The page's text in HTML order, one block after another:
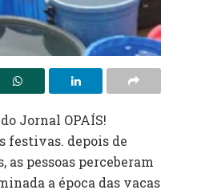
Jornal OPAÍS!
festivas. depois de
as pessoas perceberam
a época das vacas